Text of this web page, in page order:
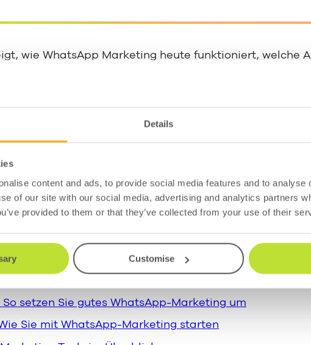
Details
content and ads, to provide social media features and to analyse
of our site with our social media, advertising and analytics partners
provided to them or that they’ve collected from your use of their
Customise
wie WhatsApp Marketing heute funktioniert, welche
bewährt haben und wie Unternehmen WhatsApp
Marketing?
WhatsApp Marketing heute?
Use Cases für Unternehmen
& Automatisierung: Skalieren statt manuell
und WhatsApp Marketing in Deutschland
So nutzen Unternehmen WhatsApp Marketing in
sich WhatsApp Marketing für Unternehmen?
setzen Sie gutes WhatsApp-Marketing um
Sie mit WhatsApp-Marketing starten